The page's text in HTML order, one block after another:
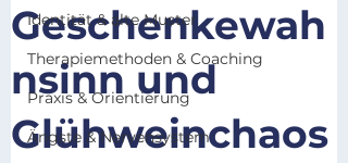
Identität & alte Muster
Therapiemethoden & Coaching
Praxis & Orientierung
Ängste & Nervensystem
Geschenkewah
nsinn und
Glühweinchaos